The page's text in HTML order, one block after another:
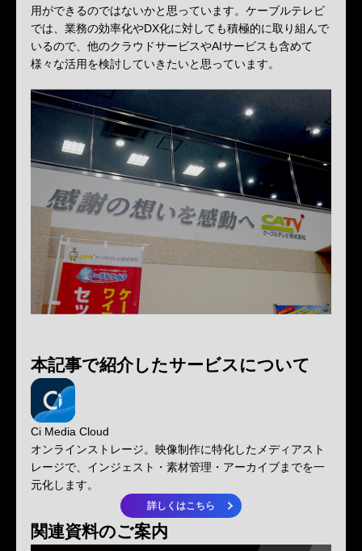
用ができるのではないかと思っています。ケーブルテレビ
では、業務の効率化やDX化に対しても積極的に取り組んで
いるので、他のクラウドサービスやAIサービスも含めて
様々な活用を検討していきたいと思っています。
本記事で紹介したサービスについて
Ci Media Cloud
オンラインストレージ。映像制作に特化したメディアスト
レージで、インジェスト・素材管理・アーカイブまでを一
元化します。
詳しくはこちら
関連資料のご案内